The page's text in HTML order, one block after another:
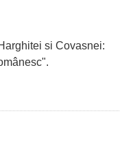
si Covasnei: